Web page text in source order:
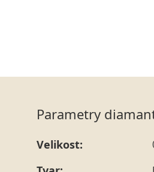
Parametry
Velikost: